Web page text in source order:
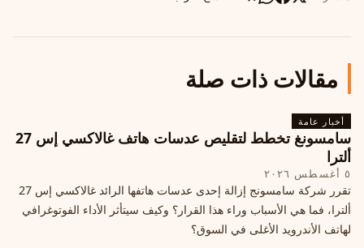
مقالات ذات صلة
أخبار عامة
سامسونغ تخطط لتقليص عدسات هاتف غالاكسي إس 27
ألترا
٥ أغسطس ٢٠٢٦
تقرر شركة سامسونج إزالة إحدى عدسات هاتفها الرائد غالاكسي إس 27
ألترا، فما هي الأسباب وراء هذا القرار؟ وكيف سيتأثر الأداء الفوتوغرافي
لهاتف الأندرويد الأغلى في السوق؟